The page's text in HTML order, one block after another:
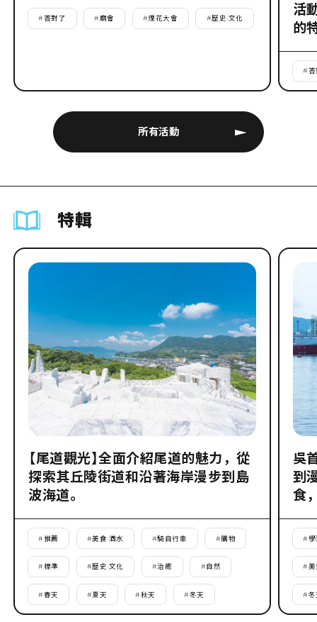
所有活動
# 答對了 #廟會 #煙花大會 #歷史·文化
活
的
#
特輯
【尾道觀光】全面介紹尾道的魅力，從
探索其丘陵街道和沿著海岸漫步到島
波海道。
#推薦 #美食·酒水 #騎自行車 #購物
#標準 #歷史·文化 #治癒 #自然
#春天 #夏天 #秋天 #冬天
吳
到
食
# 學
#美
#冬